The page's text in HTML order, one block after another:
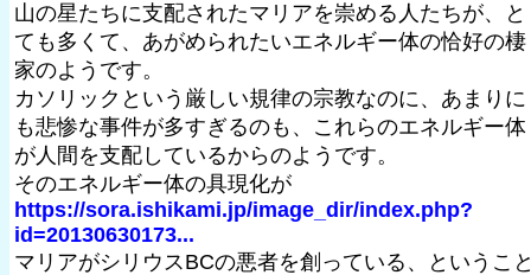
山の星たちに支配されたマリアを崇める人たちが、と
ても多くて、あがめられたいエネルギー体の恰好の棲
家のようです。
カソリックという厳しい規律の宗教なのに、あまりに
も悲惨な事件が多すぎるのも、これらのエネルギー体
が人間を支配しているからのようです。
そのエネルギー体の具現化が
https://sora.ishikami.jp/image_dir/index.php?
id=20130630173...
マリアがシリウスBCの悪者を創っている、というこ